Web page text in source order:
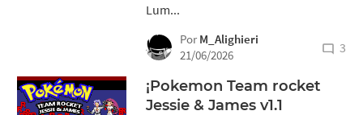
Lum...
Por M_Alighieri
21/06/2026
3
¡Pokemon Team rocket
Jessie & James v1.1